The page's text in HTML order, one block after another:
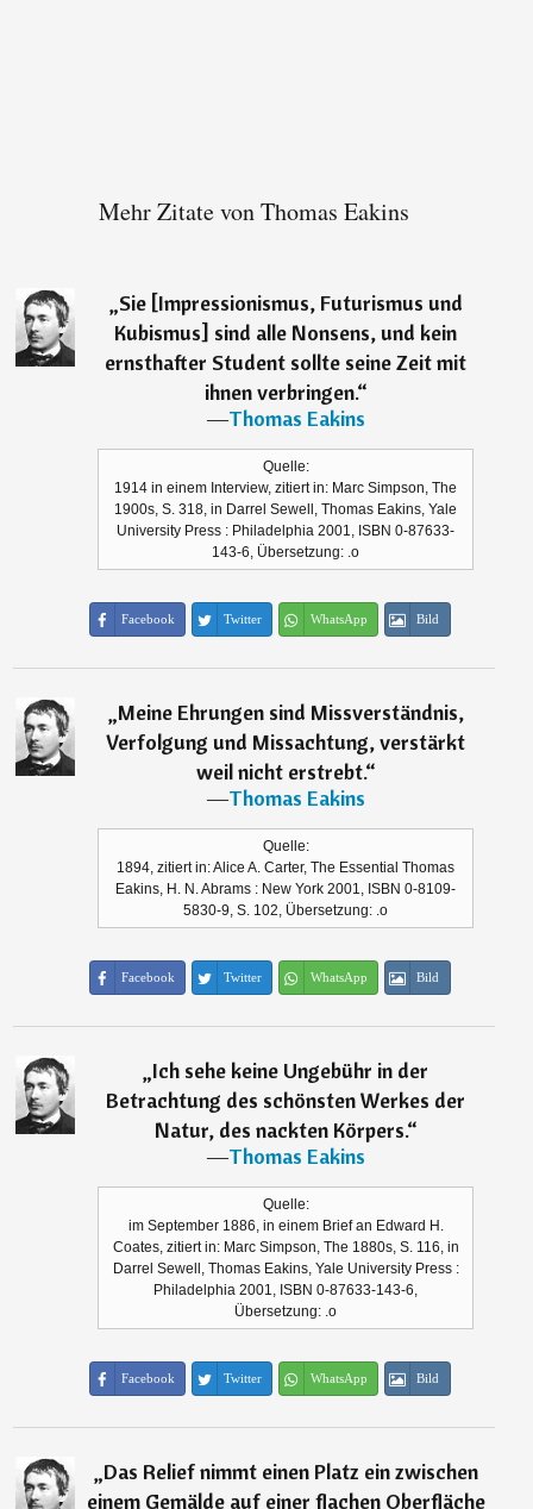
Mehr Zitate von Thomas Eakins
„Sie [Impressionismus, Futurismus und
Kubismus] sind alle Nonsens, und kein
ernsthafter Student sollte seine Zeit mit
ihnen verbringen.“
―Thomas Eakins
Quelle:
1914 in einem Interview, zitiert in: Marc Simpson, The
1900s, S. 318, in Darrel Sewell, Thomas Eakins, Yale
University Press : Philadelphia 2001, ISBN 0-87633-
143-6, Übersetzung: .o
Facebook Twitter WhatsApp Bild
„Meine Ehrungen sind Missverständnis,
Verfolgung und Missachtung, verstärkt
weil nicht erstrebt.“
―Thomas Eakins
Quelle:
1894, zitiert in: Alice A. Carter, The Essential Thomas
Eakins, H. N. Abrams : New York 2001, ISBN 0-8109-
5830-9, S. 102, Übersetzung: .o
Facebook Twitter WhatsApp Bild
„Ich sehe keine Ungebühr in der
Betrachtung des schönsten Werkes der
Natur, des nackten Körpers.“
―Thomas Eakins
Quelle:
im September 1886, in einem Brief an Edward H.
Coates, zitiert in: Marc Simpson, The 1880s, S. 116, in
Darrel Sewell, Thomas Eakins, Yale University Press :
Philadelphia 2001, ISBN 0-87633-143-6,
Übersetzung: .o
Facebook Twitter WhatsApp Bild
„Das Relief nimmt einen Platz ein zwischen
einem Gemälde auf einer flachen Oberfläche